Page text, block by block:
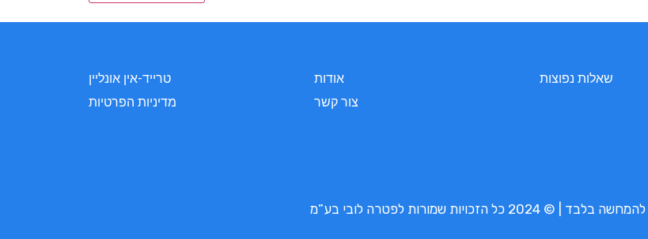
טרייד-אין אונליין
מדיניות הפרטיות
אודות
צור קשר
שאלות נפוצות
הזכויות שמורות לפטרה לובי בע”מ